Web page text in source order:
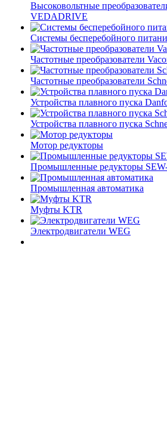
Высоковольтные
VEDADRIVE
Системы бесперебойного
Частотные преобразователи
Частотные преобразователи
Устройства плавного пуска
Устройства плавного пуска
Мотор редукторы
Промышленные редукторы
Промышленная автоматика
Муфты KTR
Электродвигатели WEG